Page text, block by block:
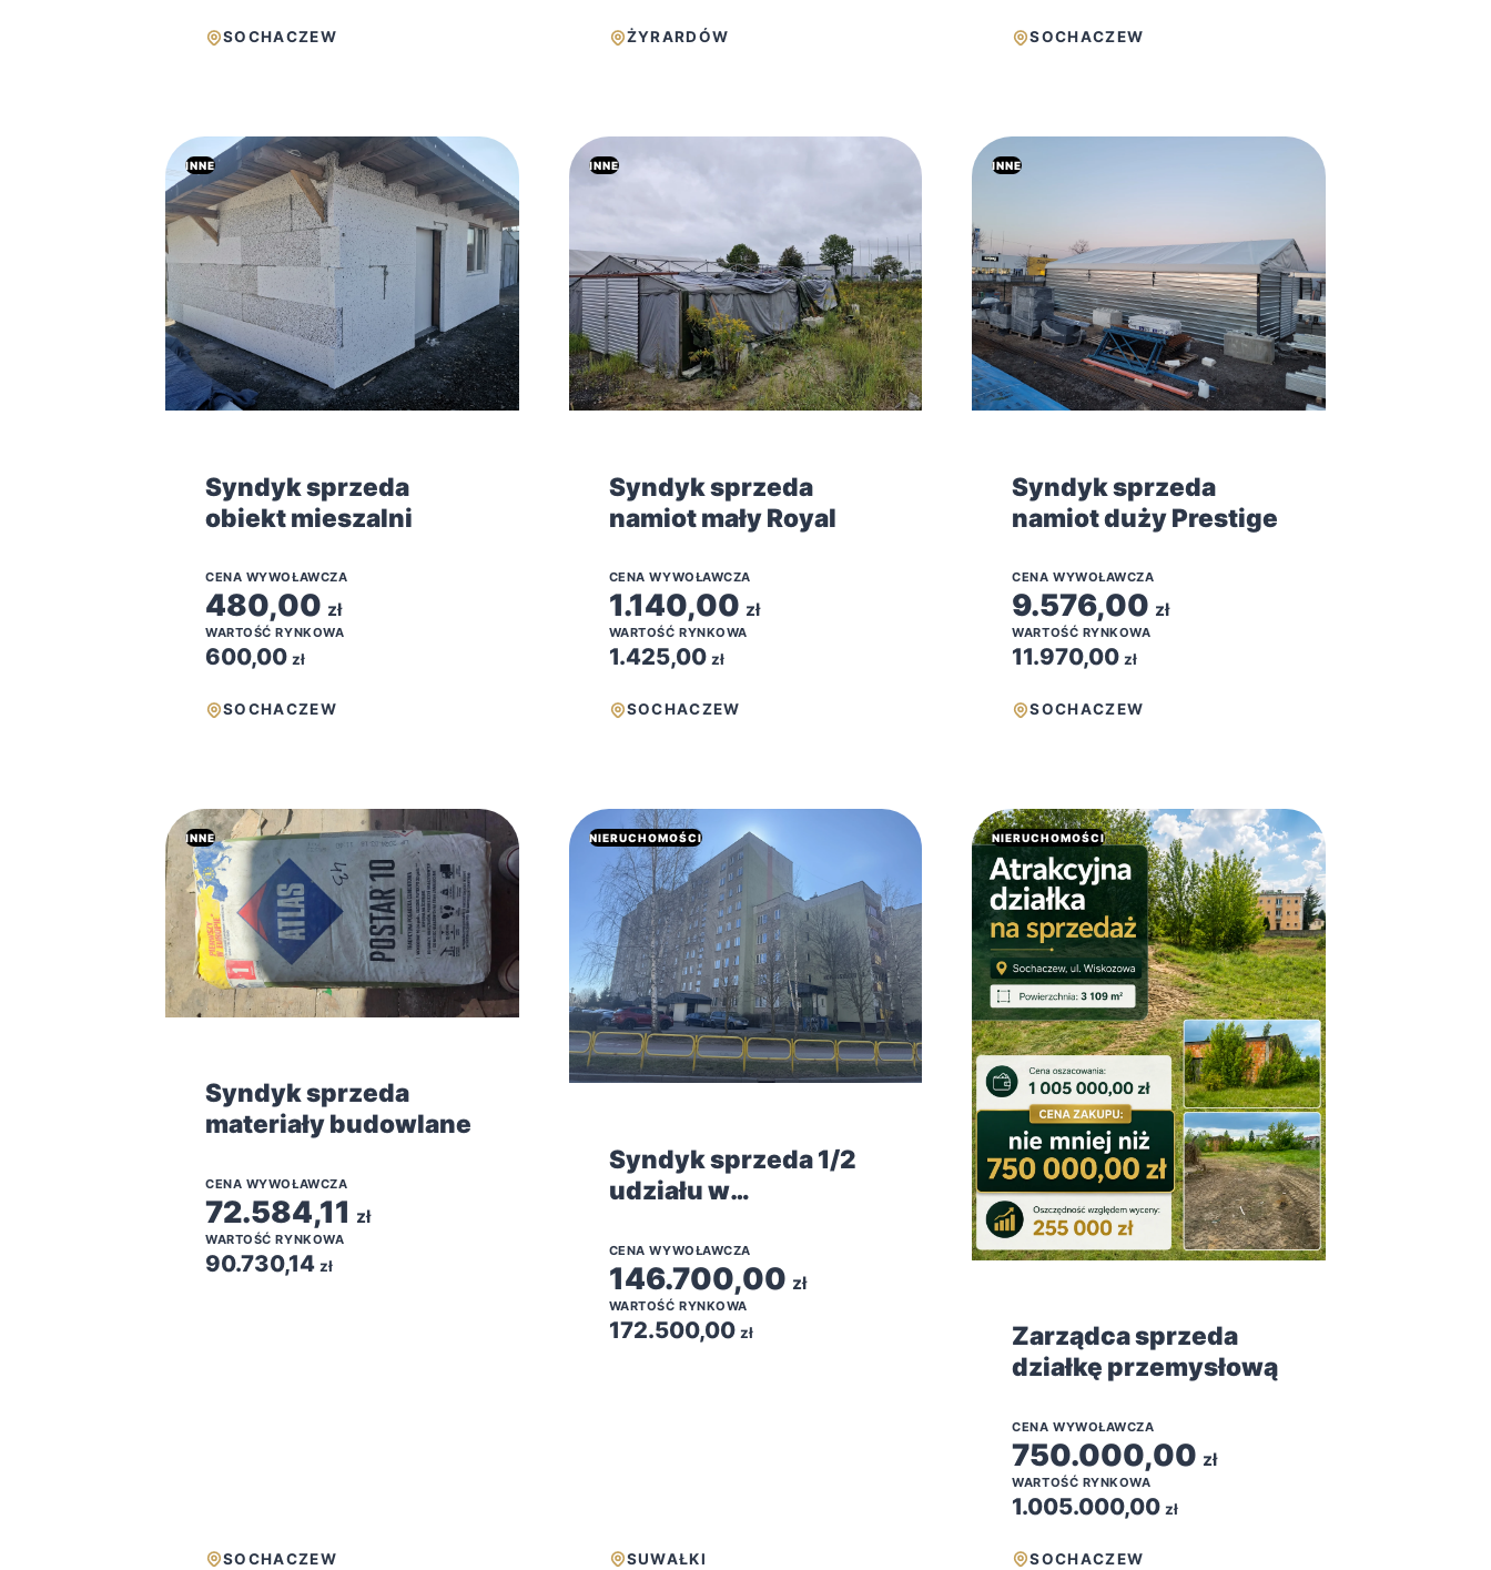
SOCHACZEW ŻYRARDÓW SOCHACZEW
INNE
Syndyk sprzeda
obiekt mieszalni
CENA WYWOŁAWCZA
480,00 zł
WARTOŚĆ RYNKOWA
600,00 zł
SOCHACZEW
INNE
Syndyk sprzeda
namiot mały Royal
CENA WYWOŁAWCZA
1.140,00 zł
WARTOŚĆ RYNKOWA
1.425,00 zł
SOCHACZEW
INNE
Syndyk sprzeda
namiot duży Prestige
CENA WYWOŁAWCZA
9.576,00 zł
WARTOŚĆ RYNKOWA
11.970,00zł
SOCHACZEW
INNE
Syndyk sprzeda
materiały budowlane
CENA WYWOŁAWCZA
72.584,11 zł
WARTOŚĆ RYNKOWA
90.730,14 zł
SOCHACZEW
NIERUCHOMOŚCI
Syndyk sprzeda 1/2
udziału w
własnościowym
prawie do lokalu
mieszkalnego
CENA WYWOŁAWCZA
146.700,00 zł
WARTOŚĆ RYNKOWA
172.500,00 zł
SUWAŁKI
NIERUCHOMOŚCI
Zarządca sprzeda
działkę przemysłową
CENA WYWOŁAWCZA
750.000,00 zł
WARTOŚĆ RYNKOWA
1.005.000,00 zł
SOCHACZEW